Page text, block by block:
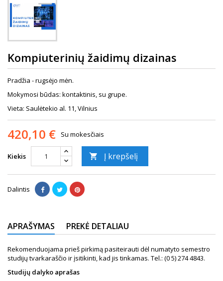
Kompiuterinių žaidimų dizainas
Pradžia - rugsėjo mėn.
Mokymosi būdas: kontaktinis, su grupe.
Vieta: Saulėtekio al. 11, Vilnius
420,10 € Su mokesčiais
Kiekis  Į krepšelį
Dalintis
APRAŠYMAS PREKĖ DETALIAU
Rekomenduojama prieš pirkimą pasiteirauti dėl numatyto semestro
studijų tvarkaraščio ir įsitikinti, kad jis tinkamas. Tel.: (0 5) 274 4843.
Studijų dalyko aprašas